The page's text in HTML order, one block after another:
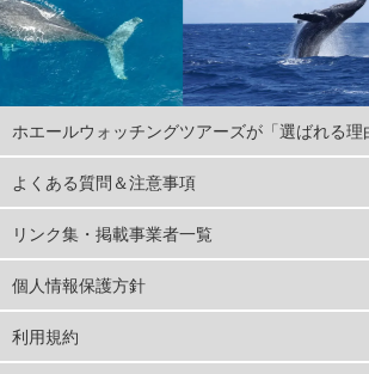
ホエールウォッチングツアーズが「選ばれる理
よくある質問＆注意事項
リンク集・掲載事業者一覧
個人情報保護方針
利用規約